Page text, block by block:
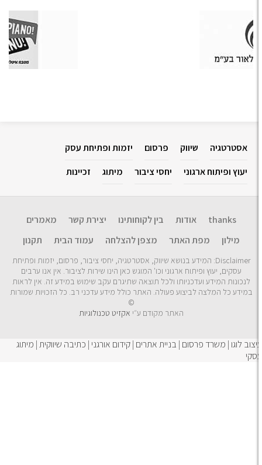
אסטרטגיה שיווק פרסום
יזמות ופתיחת עסק
יעוץ ופיתוח ארגוני
יחסי ציבור מיתוג זכיינות
thanks אודות בין לקוחותינו יצירת קשר
מאמרים
מילון
מפת האתר מצפן להצלחה​ עמוד הבית תקנון
Disclaimer: המידע בנושא שיווק, אסטרטגיה, יחסי ציבור, פרסום, יזמות ופתיחת
עסקים, יעוץ ופיתוח ארגוני וכו' המוגש כאן הינו שירות לציבור. אין אנו ערבים
המידע ועדכניותו ולכל תוצאה שתיגרם עקב שימוש במידע זה. אין לראות
כל המלצה לביצוע פעולה. האתר כולל מידע עדכני רב. כל הזכויות שמורות
האתר מקודם ע״יאקזיט טכנולוגיות
לוגו|משרד פרסום|בניית אתרים|קידום אורגני|כתיבה שיווקית|מיתוג